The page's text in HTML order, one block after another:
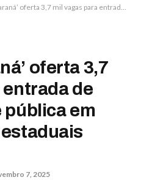
mil vagas para entrada de alunos da rede pública em universidades estaduais
oferta 3,7
de
pública em
7, 2025